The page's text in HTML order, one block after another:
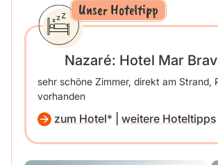
Unser Hoteltipp
Nazaré: Hotel Mar
sehr schöne Zimmer, direkt am Strand,
vorhanden
zum Hotel weitere Hoteltipps